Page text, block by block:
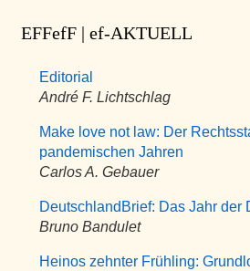
EFFefF | ef-AKTUELL
Editorial
André F. Lichtschlag
Make love not law: Der
pandemischen Jahren
Carlos A. Gebauer
DeutschlandBrief: Das Jahr der
Bruno Bandulet
Heinos zehnter Frühling: